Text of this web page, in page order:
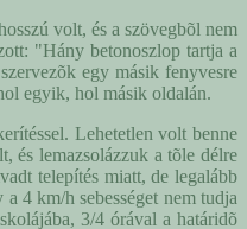
volt, és a szövegbõl nem
"Hány betonoszlop tartja a
egy másik fenyvesre
egyik, hol másik oldalán.
Lehetetlen volt benne
és lemazsolázzuk a tõle délre
telepítés miatt, de legalább
4 km/h sebességet nem tudja
3/4 órával a határidõ